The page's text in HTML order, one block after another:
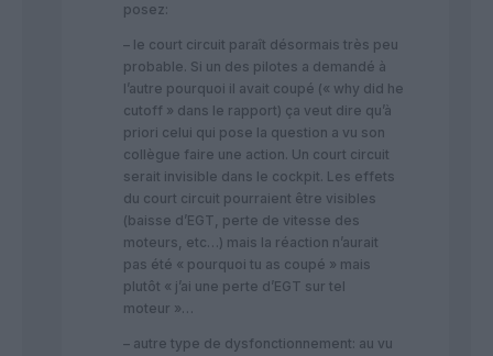
posez:
– le court circuit paraît désormais très peu
probable. Si un des pilotes a demandé à
l’autre pourquoi il avait coupé (« why did he
cutoff » dans le rapport) ça veut dire qu’à
priori celui qui pose la question a vu son
collègue faire une action. Un court circuit
serait invisible dans le cockpit. Les effets
du court circuit pourraient être visibles
(baisse d’EGT, perte de vitesse des
moteurs, etc…) mais la réaction n’aurait
pas été « pourquoi tu as coupé » mais
plutôt « j’ai une perte d’EGT sur tel
moteur »…
– autre type de dysfonctionnement: au vu